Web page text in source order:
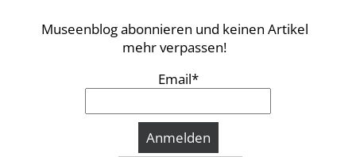
Museenblog abonnieren und keinen Artikel
mehr verpassen!
Email*